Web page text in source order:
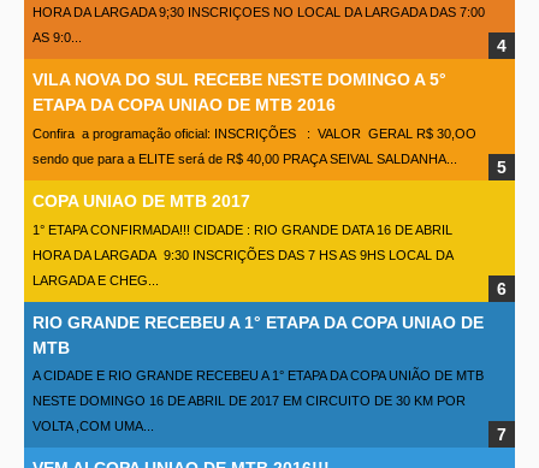
HORA DA LARGADA 9;30 INSCRIÇOES NO LOCAL DA LARGADA DAS 7:00
AS 9:0...
VILA NOVA DO SUL RECEBE NESTE DOMINGO A 5°
ETAPA DA COPA UNIAO DE MTB 2016
Confira a programação oficial: INSCRIÇÕES : VALOR GERAL R$ 30,OO
sendo que para a ELITE será de R$ 40,00 PRAÇA SEIVAL SALDANHA...
COPA UNIAO DE MTB 2017
1° ETAPA CONFIRMADA!!! CIDADE : RIO GRANDE DATA 16 DE ABRIL
HORA DA LARGADA 9:30 INSCRIÇÕES DAS 7 HS AS 9HS LOCAL DA
LARGADA E CHEG...
RIO GRANDE RECEBEU A 1° ETAPA DA COPA UNIAO DE
MTB
A CIDADE E RIO GRANDE RECEBEU A 1° ETAPA DA COPA UNIÃO DE MTB
NESTE DOMINGO 16 DE ABRIL DE 2017 EM CIRCUITO DE 30 KM POR
VOLTA ,COM UMA...